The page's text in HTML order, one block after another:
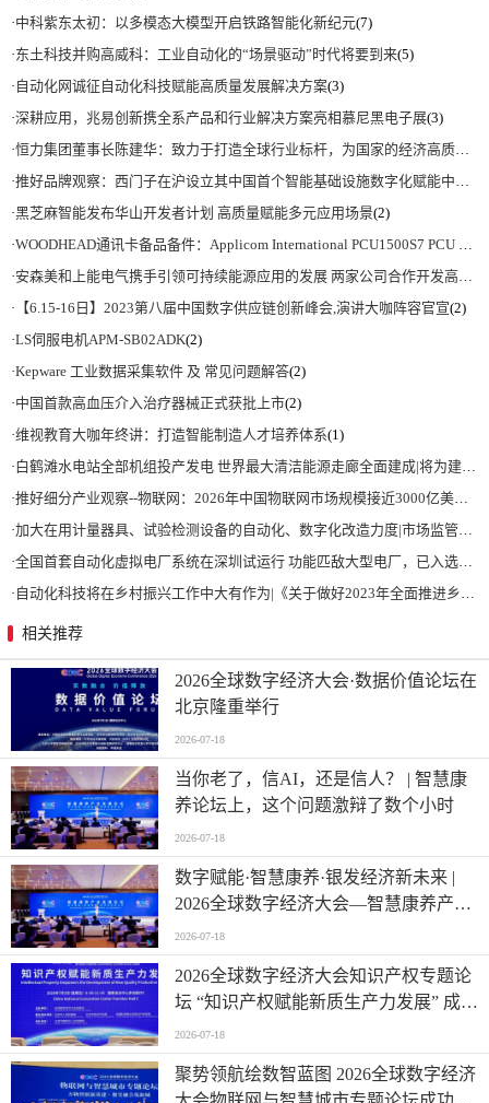
·中科紫东太初：以多模态大模型开启铁路智能化新纪元(7)
·东土科技并购高威科：工业自动化的“场景驱动”时代将要到来(5)
· 自动化网诚征自动化科技赋能高质量发展解决方案(3)
·深耕应用，兆易创新携全系产品和行业解决方案亮相慕尼黑电子展(3)
·恒力集团董事长陈建华：致力于打造全球行业标杆，为国家的经济高质量发展贡献更大力量|上海电气集团党委书记、董事长吴磊来访
·推好品牌观察：西门子在沪设立其中国首个智能基础设施数字化赋能中心
·黑芝麻智能发布华山开发者计划 高质量赋能多元应用场景(2)
·WOODHEAD通讯卡备品备件：Applicom International PCU1500S7 PCU 1500 S7 V4.5.0
·安森美和上能电气携手引领可持续能源应用的发展 两家公司合作开发高性能储能和太阳能组串式逆变器方案 以实现可持续的未来
· 【6.15-16日】2023第八届中国数字供应链创新峰会,演讲大咖阵容官宣(2)
·LS伺服电机APM-SB02ADK(2)
·Kepware 工业数据采集软件 及 常见问题解答(2)
·中国首款高血压介入治疗器械正式获批上市(2)
·维视教育大咖年终讲：打造智能制造人才培养体系(1)
·白鹤滩水电站全部机组投产发电 世界最大清洁能源走廊全面建成|将为建设新型能源体系、保障国家能源安全、实现“双碳”目标提供有力支撑
·推好细分产业观察--物联网：2026年中国物联网市场规模接近3000亿美元 智慧工厂、智慧城市、智慧电网等将占60%以上
·加大在用计量器具、试验检测设备的自动化、数字化改造力度|市场监管总局 工业和信息化部 关于促进企业计量能力提升的指导意见
·全国首套自动化虚拟电厂系统在深圳试运行 功能匹敌大型电厂，已入选国际典型案例
· 自动化科技将在乡村振兴工作中大有作为|《关于做好2023年全面推进乡村振兴重点工作的意见》发布
相关推荐
2026全球数字经济大会·数据价值论坛在
北京隆重举行
2026-07-18
当你老了，信AI，还是信人？ | 智慧康
养论坛上，这个问题激辩了数个小时
2026-07-18
数字赋能·智慧康养·银发经济新未来 |
2026全球数字经济大会—智慧康养产业
发展论坛在京举办
2026-07-18
2026全球数字经济大会知识产权专题论
坛 “知识产权赋能新质生产力发展” 成功
举办
2026-07-18
聚势领航绘数智蓝图 2026全球数字经济